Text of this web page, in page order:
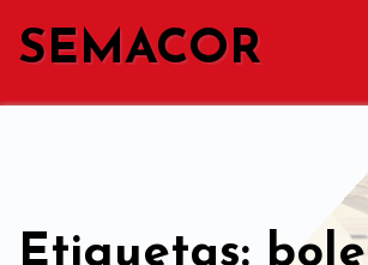
SEMACOR
Etiquetas: